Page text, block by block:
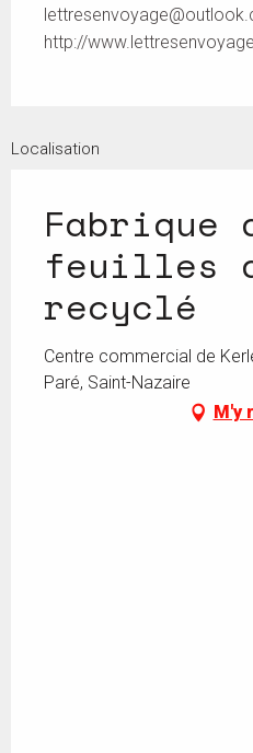
http://
Localisation
Fabrique
feuilles
recyclé
Centre commercial de
Paré, Saint-Nazaire
M'y